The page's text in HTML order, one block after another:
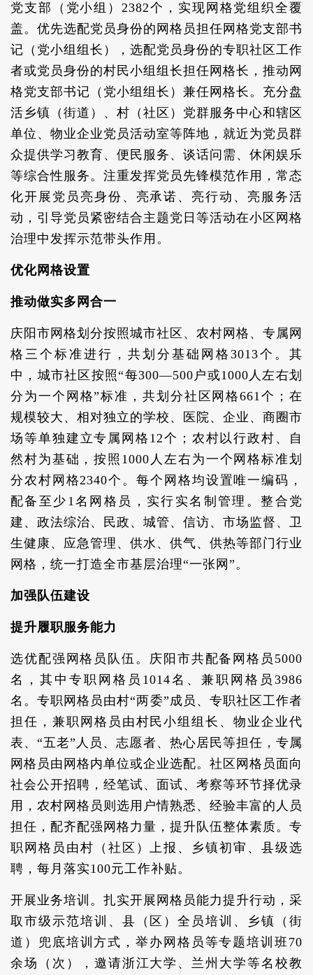
党支部（党小组）2382个，实现网格党组织全覆
盖。优先选配党员身份的网格员担任网格党支部书
记（党小组组长），选配党员身份的专职社区工作
者或党员身份的村民小组组长担任网格长，推动网
格党支部书记（党小组组长）兼任网格长。充分盘
活乡镇（街道）、村（社区）党群服务中心和辖区
单位、物业企业党员活动室等阵地，就近为党员群
众提供学习教育、便民服务、谈话问需、休闲娱乐
等综合性服务。注重发挥党员先锋模范作用，常态
化开展党员亮身份、亮承诺、亮行动、亮服务活
动，引导党员紧密结合主题党日等活动在小区网格
治理中发挥示范带头作用。
优化网格设置
推动做实多网合一
庆阳市网格划分按照城市社区、农村网格、专属网
格三个标准进行，共划分基础网格3013个。其
中，城市社区按照“每300—500户或1000人左右划
分为一个网格”标准，共划分社区网格661个；在
规模较大、相对独立的学校、医院、企业、商圈市
场等单独建立专属网格12个；农村以行政村、自
然村为基础，按照1000人左右为一个网格标准划
分农村网格2340个。每个网格均设置唯一编码，
配备至少1名网格员，实行实名制管理。整合党
建、政法综治、民政、城管、信访、市场监督、卫
生健康、应急管理、供水、供气、供热等部门行业
网格，统一打造全市基层治理“一张网”。
加强队伍建设
提升履职服务能力
选优配强网格员队伍。庆阳市共配备网格员5000
名，其中专职网格员1014名、兼职网格员3986
名。专职网格员由村“两委”成员、专职社区工作者
担任，兼职网格员由村民小组组长、物业企业代
表、“五老”人员、志愿者、热心居民等担任，专属
网格员由网格内单位或企业选配。社区网格员面向
社会公开招聘，经笔试、面试、考察等环节择优录
用，农村网格员则选用户情熟悉、经验丰富的人员
担任，配齐配强网格力量，提升队伍整体素质。专
职网格员由村（社区）上报、乡镇初审、县级选
聘，每月落实100元工作补贴。
开展业务培训。扎实开展网格员能力提升行动，采
取市级示范培训、县（区）全员培训、乡镇（街
道）兜底培训方式，举办网格员等专题培训班70
余场（次），邀请浙江大学、兰州大学等名校教